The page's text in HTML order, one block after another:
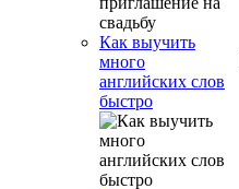
Как выучить
много
английских слов
быстро